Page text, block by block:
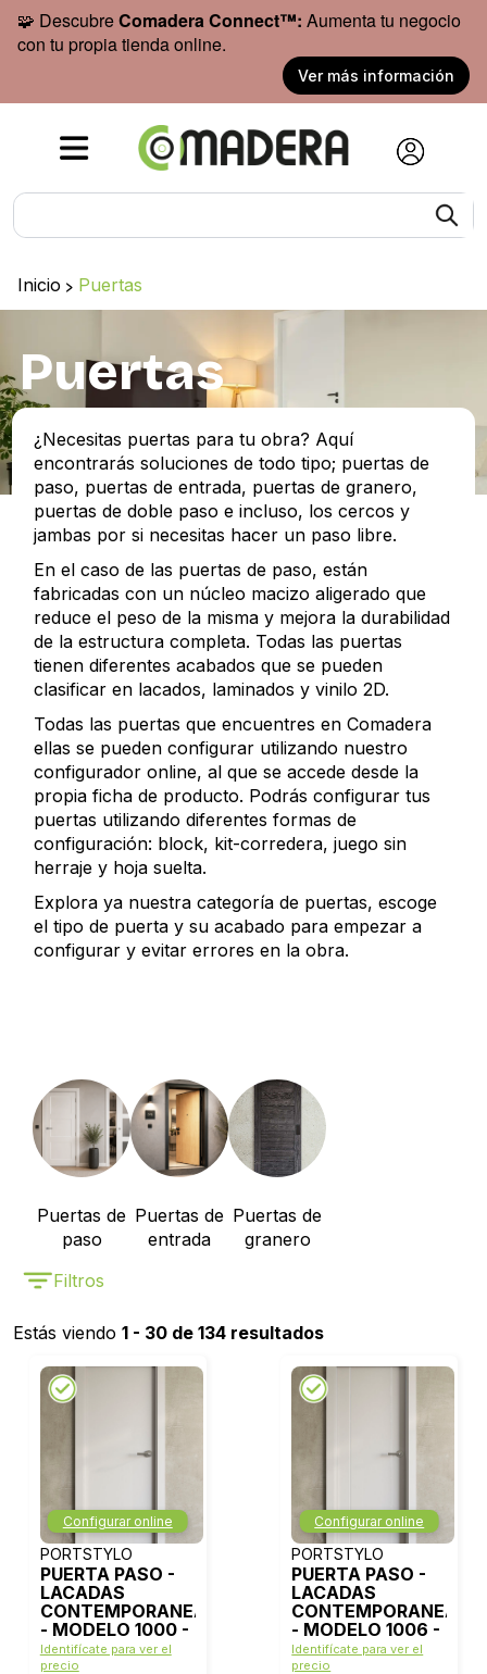
🧩 DescubreComadera Connect™: Aumenta tu negocio
con tu propia tienda online.
Ver más información
Inicio > Puertas
Puertas
¿Necesitas puertas para tu obra? Aquí
encontrarás soluciones de todo tipo; puertas de
paso, puertas de entrada, puertas de granero,
puertas de doble paso e incluso, los cercos y
jambas por si necesitas hacer un paso libre.
En el caso de las puertas de paso, están
fabricadas con un núcleo macizo aligerado que
reduce el peso de la misma y mejora la durabilidad
de la estructura completa. Todas las puertas
tienen diferentes acabados que se pueden
clasificar en lacados, laminados y vinilo 2D.
Todas las puertas que encuentres en Comadera
ellas se pueden configurar utilizando nuestro
configurador online, al que se accede desde la
propia ficha de producto. Podrás configurar tus
puertas utilizando diferentes formas de
configuración: block, kit-corredera, juego sin
herraje y hoja suelta.
Explora ya nuestra categoría de puertas, escoge
el tipo de puerta y su acabado para empezar a
configurar y evitar errores en la obra.
Puertas de
paso
Puertas de
entrada
Puertas de
granero
Filtros
Estás viendo 1 - 30 de 134 resultados
Configurar online
PORTSTYLO
PUERTA PASO -
LACADAS
CONTEMPORANEAS
- MODELO 1000 -
BLANCO LACA
Identifícate para ver el
precio
Configurar online
PORTSTYLO
PUERTA PASO -
LACADAS
CONTEMPORANEAS
- MODELO 1006 -
BLANCO LACA
Identifícate para ver el
precio